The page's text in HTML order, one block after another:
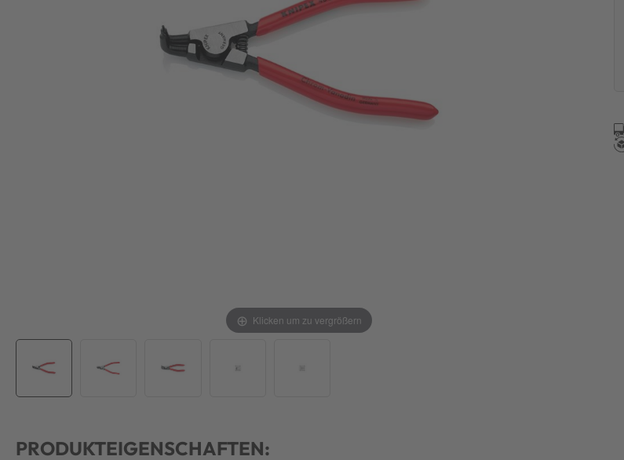
Klicken um zu vergrößern
PRODUKTEIGENSCHAFTEN: